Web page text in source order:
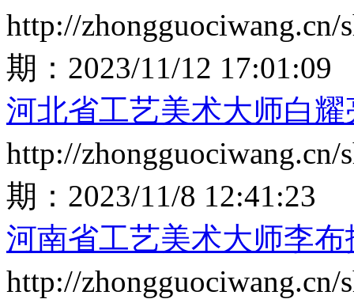
http://zhongguociwang.cn/
期： 2023/11/12 17:01:09
河北省工艺美术大师白
http://zhongguociwang.cn/
期： 2023/11/8 12:41:23
河南省工艺美术大师李
http://zhongguociwang.cn/